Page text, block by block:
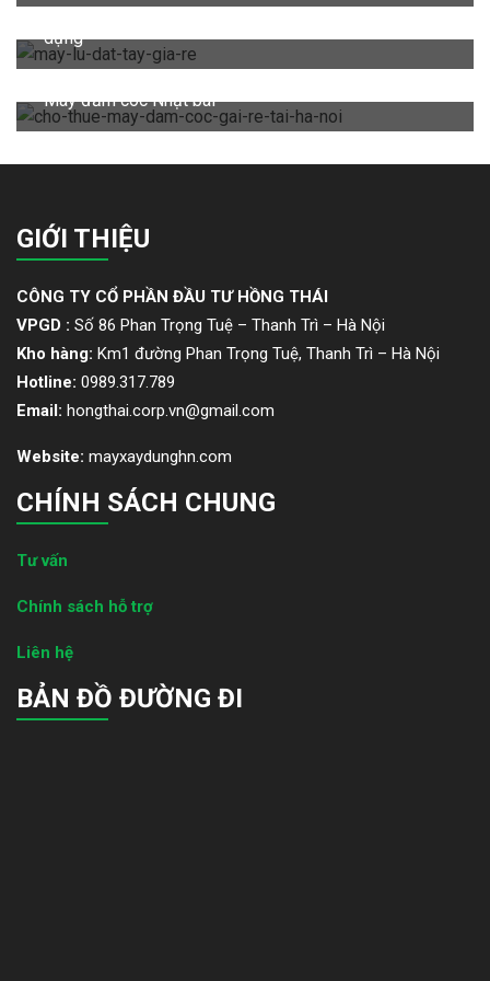
Máy lu dắt tay được sử dụng phổ biến trong xây
dựng
Máy đầm cóc Nhật bãi
GIỚI THIỆU
CÔNG TY CỔ PHẦN ĐẦU TƯ HỒNG THÁI
VPGD : Số 86 Phan Trọng Tuệ – Thanh Trì – Hà Nội
Kho hàng: Km1 đường Phan Trọng Tuệ, Thanh Trì – Hà Nội
Hotline: 0989.317.789
Email: hongthai.corp.vn@gmail.com
Website: mayxaydunghn.com
CHÍNH SÁCH CHUNG
Tư vấn
Chính sách hỗ trợ
Liên hệ
BẢN ĐỒ ĐƯỜNG ĐI